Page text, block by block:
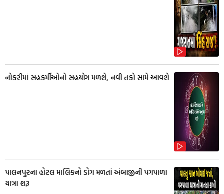
નોકરીમાં સહકર્મીઓનો સહયોગ મળશે, નવી તકો સામે આવશે
પાલનપુરના હોટલ માલિકનો ડોગ મળતાં અંબાજીની પગપાળા
યાત્રા શરૂ